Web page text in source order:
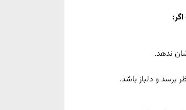
ندهد.
برسد و دلباز باشد.